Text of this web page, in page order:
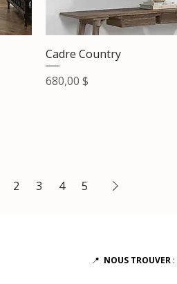
Cadre Country
Prix
680,00 $
2 3 4 5
📍 NOUS TROUVER :